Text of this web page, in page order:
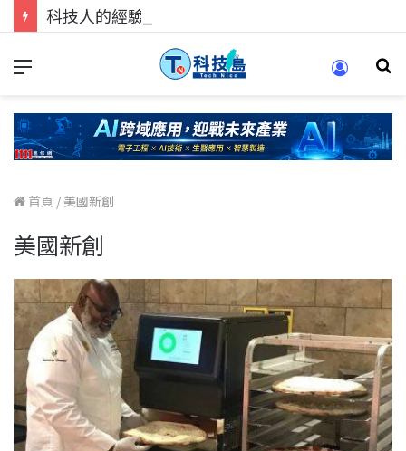
首頁 / 美國新創
美國新創